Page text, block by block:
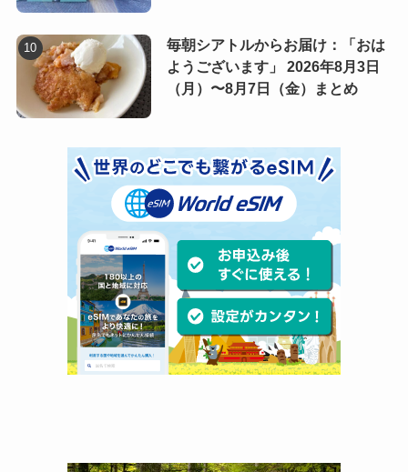
毎朝シアトルからお届け：「おは
ようございます」 2026年8月3日
（月）〜8月7日（金）まとめ